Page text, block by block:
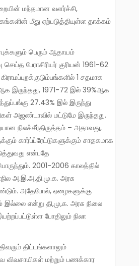
மீது ஏற்படுத்தியுள்ள தாக்கம்
பேராசிரியர் குரியன் 1961-62
1 சதமாக
இருந்தது, 1971-72 இல் 39%ஆக
27.43% இல் இருந்து
அஜண்டாவில் மட்டுமே இருந்தது.
நிலச்சீர்திருத்தம் – அதாவது,
கார்ப்ப்ரேட்டுகளுக்கும் சாதகமாக
என்பதே
2001-2006 காலத்தில்
அ.இ.அ.தி.மு.க. அரசு
அதேபோல், ஏழைகளுக்கு
என்று தி,மு,க. அரசு நிலை
போதிலும் நிலா
விவசாயிகள் மற்றும் பணக்கார